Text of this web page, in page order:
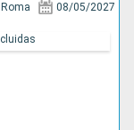
08/05/2027